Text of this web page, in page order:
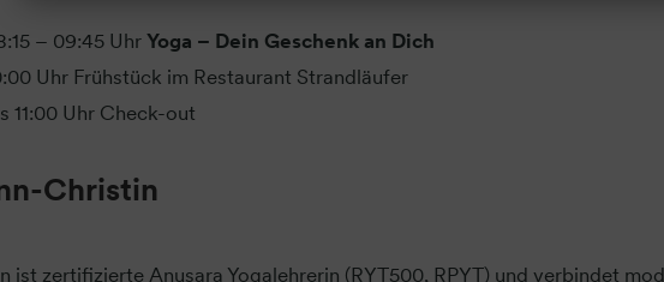
– 09:45 UhrYoga – Dein Geschenk an Dich
Uhr Frühstück im Restaurant Strandläufer
11:00 Uhr Check-out
Christin
ist zertifizierte Anusara Yogalehrerin (RYT500, RPYT) und verbindet